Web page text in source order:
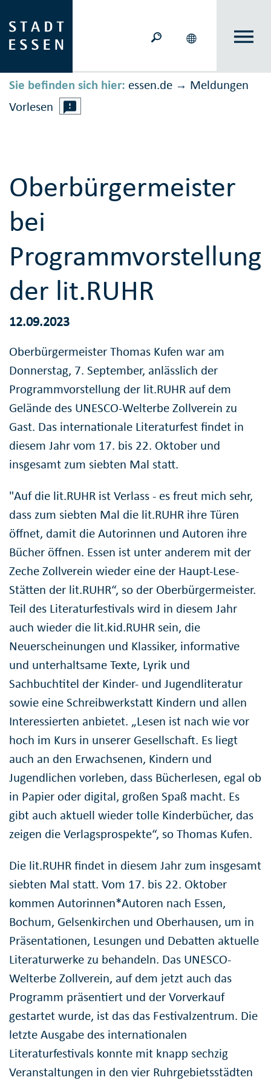
Sie befinden sich hier: essen.de → Meldungen
Vorlesen
Oberbürgermeister
bei
Programmvorstellung
der lit.RUHR
12.09.2023
Oberbürgermeister Thomas Kufen war am
Donnerstag, 7. September, anlässlich der
Programmvorstellung der lit.RUHR auf dem
Gelände des UNESCO-Welterbe Zollverein zu
Gast. Das internationale Literaturfest findet in
diesem Jahr vom 17. bis 22. Oktober und
insgesamt zum siebten Mal statt.
"Auf die lit.RUHR ist Verlass - es freut mich sehr,
dass zum siebten Mal die lit.RUHR ihre Türen
öffnet, damit die Autorinnen und Autoren ihre
Bücher öffnen. Essen ist unter anderem mit der
Zeche Zollverein wieder eine der Haupt-Lese-
Stätten der lit.RUHR“, so der Oberbürgermeister.
Teil des Literaturfestivals wird in diesem Jahr
auch wieder die lit.kid.RUHR sein, die
Neuerscheinungen und Klassiker, informative
und unterhaltsame Texte, Lyrik und
Sachbuchtitel der Kinder- und Jugendliteratur
sowie eine Schreibwerkstatt Kindern und allen
Interessierten anbietet. „Lesen ist nach wie vor
hoch im Kurs in unserer Gesellschaft. Es liegt
auch an den Erwachsenen, Kindern und
Jugendlichen vorleben, dass Bücherlesen, egal ob
in Papier oder digital, großen Spaß macht. Es
gibt auch aktuell wieder tolle Kinderbücher, das
zeigen die Verlagsprospekte“, so Thomas Kufen.
Die lit.RUHR findet in diesem Jahr zum insgesamt
siebten Mal statt. Vom 17. bis 22. Oktober
kommen Autorinnen*Autoren nach Essen,
Bochum, Gelsenkirchen und Oberhausen, um in
Präsentationen, Lesungen und Debatten aktuelle
Literaturwerke zu behandeln. Das UNESCO-
Welterbe Zollverein, auf dem jetzt auch das
Programm präsentiert und der Vorverkauf
gestartet wurde, ist das das Festivalzentrum. Die
letzte Ausgabe des internationalen
Literaturfestivals konnte mit knapp sechzig
Veranstaltungen in den vier Ruhrgebietsstädten